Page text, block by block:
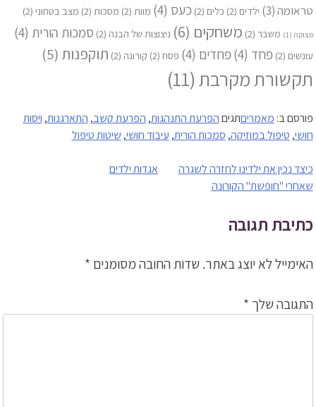
טראומה(3) ילדים (2) כלים (2) כעס (4) מוות (2) מסכות (2) מצב בטחוני (2)
מצוקה (1) משבר (2) משחקים (6) ניצוצות של הבנה (2) סמכות הורית (4)
עונשים (2) פחד (4) פחדים (4) פסח (2) קורונה (2) תוקפנות (5)
תקשורת מקרבת(11)
פורסם ב: מאמריםתגיםהפרעת התנהגות, הפרעת קשב, התארגנות, ויסות
חושי, טיפול במוזיקה, סמכות הורית, עיבוד חושי, שיטות טיפול
ניווט אגדות ילדים
כיצד נכין את ילדינו לחזרה לשגרה
שאחרי "חופשת" הקורונה
כתיבת תגובה
האימייל לא יוצג באתר. שדות החובה מסומנים *
התגובה שלך *